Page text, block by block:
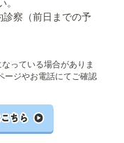
察（前日までの予
っている場合がありま
ージやお電話にてご確認